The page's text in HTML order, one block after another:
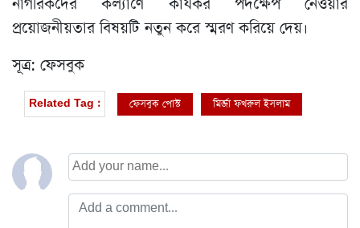
নাগরিকদের কল্যাণে কার্যকর পদক্ষেপ নেওয়ার
প্রয়োজনীয়তার বিষয়টি নতুন করে স্মরণ করিয়ে দেয়।
সূত্র: ফেসবুক
Related Tag : ফেসবুক পোস্ট মির্জা ফখরুল ইসলাম